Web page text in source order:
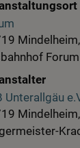
Forum
Unterallgäu
Mindelheim,